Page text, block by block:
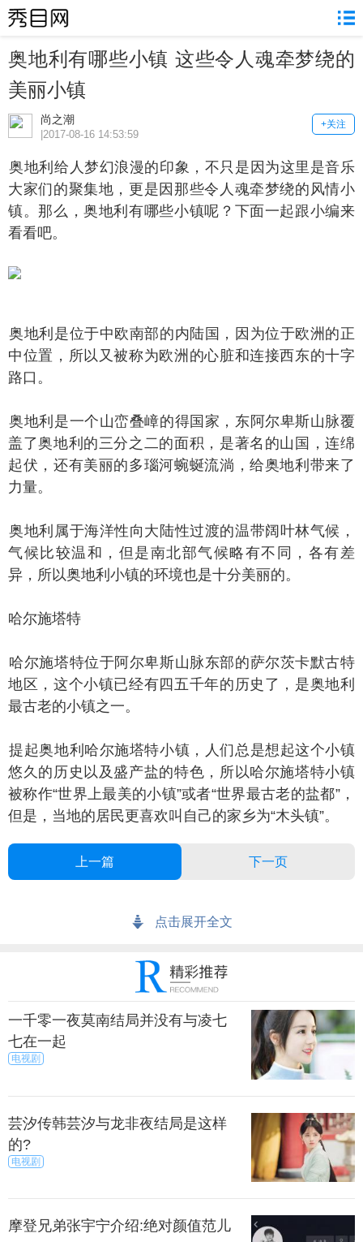
奥地利有哪些小镇 这些令人魂牵梦绕的
美丽小镇
尚之潮 +关注
|2017-08-16 14:53:59
利给人梦幻浪漫的印象，不只是因为这里是音乐
大家们的聚集地，更是因那些令人魂牵梦绕的风情小
镇。那么，奥地利有哪些小镇呢？下面一起跟小编来
看看吧。
利是位于中欧南部的内陆国，因为位于欧洲的正
中位置，所以又被称为欧洲的心脏和连接西东的十字
路口。
利是一个山峦叠嶂的得国家，东阿尔卑斯山脉覆
盖了奥地利的三分之二的面积，是著名的山国，连绵
起伏，还有美丽的多瑙河蜿蜒流淌，给奥地利带来了
力量。
利属于海洋性向大陆性过渡的温带阔叶林气候，
气候比较温和，但是南北部气候略有不同，各有差
异，所以奥地利小镇的环境也是十分美丽的。
施塔特
施塔特位于阿尔卑斯山脉东部的萨尔茨卡默古特
地区，这个小镇已经有四五千年的历史了，是奥地利
最古老的小镇之一。
奥地利哈尔施塔特小镇，人们总是想起这个小镇
悠久的历史以及盛产盐的特色，所以哈尔施塔特小镇
被称作“世界上最美的小镇”或者“世界最古老的盐都”，
但是，当地的居民更喜欢叫自己的家乡为“木头镇”。
上一篇 下一页
点击展开全文
一千零一夜莫南结局并没有与凌七
七在一起
电视剧
芸汐传韩芸汐与龙非夜结局是这样
的?
电视剧
摩登兄弟张宇宁介绍:绝对颜值范儿